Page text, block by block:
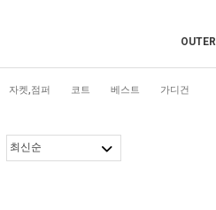
OUTER
자켓,점퍼 코트 베스트 가디건